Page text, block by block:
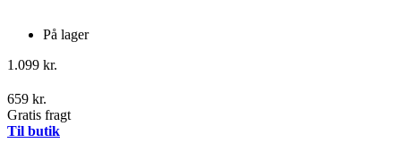
På lager
1.099 kr.
659 kr.
Gratis fragt
Til butik